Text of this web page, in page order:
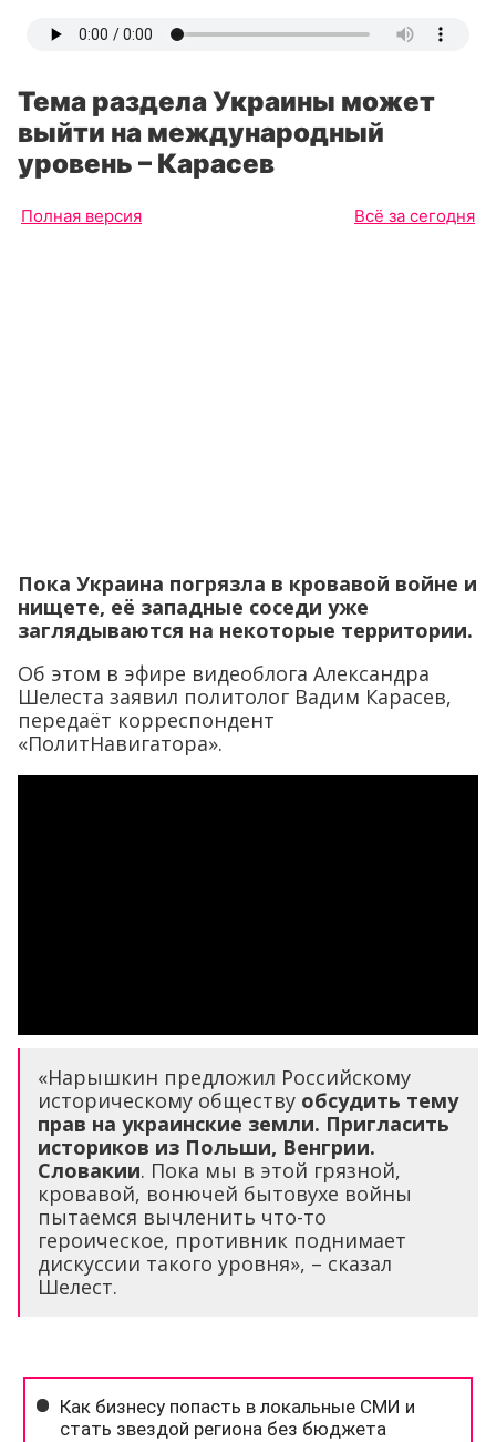
Тема раздела Украины может
выйти на международный
уровень – Карасев
Полная версия Всё за сегодня
Пока Украина погрязла в кровавой войне и
нищете, её западные соседи уже
заглядываются на некоторые территории.
Об этом в эфире видеоблога Александра
Шелеста заявил политолог Вадим Карасев,
передаёт корреспондент
«ПолитНавигатора».
«Нарышкин предложил Российскому
историческому обществу обсудить тему
прав на украинские земли. Пригласить
историков из Польши, Венгрии.
Словакии. Пока мы в этой грязной,
кровавой, вонючей бытовухе войны
пытаемся вычленить что-то
героическое, противник поднимает
дискуссии такого уровня», – сказал
Шелест.